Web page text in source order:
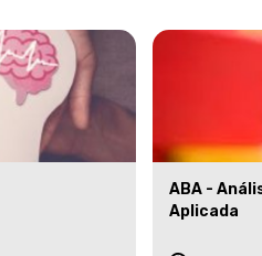
ABA -
Aplicada